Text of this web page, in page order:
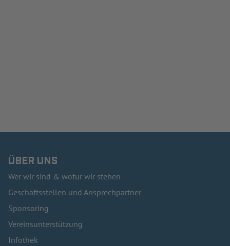
ÜBER UNS
Wer wir sind & wofür wir stehen
Geschäftsstellen und Ansprechpartner
Sponsoring
Vereinsunterstützung
Infothek